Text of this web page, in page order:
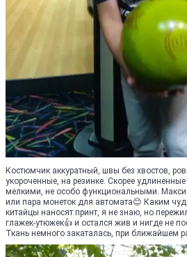
Костюмчик аккуратный, швы без хвостов,
укороченные, на резинке. Скорее
мелкими, не особо функциональными.
или пара монеток для автомата😊 Каким
китайцы наносят принт, я не знаю, но
глажек-утюжек👍 и остался жив и нигде не
Ткань немного закаталась, при ближайшем